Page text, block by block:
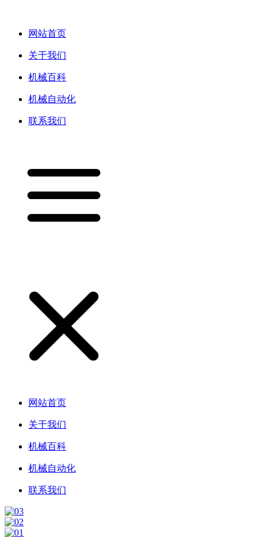
网站首页
关于我们
机械百科
机械自动化
联系我们
网站首页
关于我们
机械百科
机械自动化
联系我们